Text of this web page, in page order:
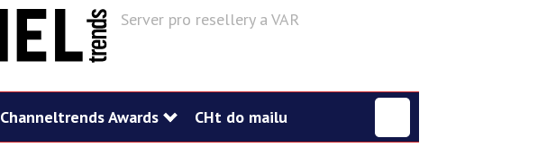
Server pro resellery a VAR
Channeltrends Awards CHt do mailu